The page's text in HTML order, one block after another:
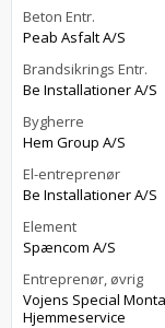
Beton Entr.
Peab Asfalt A/S
Brandsikrings Entr.
Be Installationer A/S
Bygherre
Hem Group A/S
El-entreprenør
Be Installationer A/S
Element
Spæncom A/S
Entreprenør, øvrig
Vojens Special
Hjemmeservice